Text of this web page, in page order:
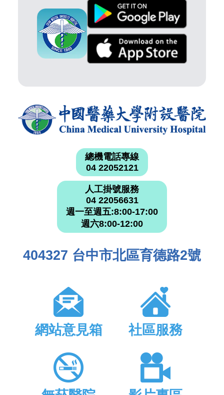
總機電話專線
04 22052121
人工掛號服務
04 22056631
週一至週五:8:00-17:00
週六8:00-12:00
404327 台中市北區育德路2號
網站意見箱 社區服務